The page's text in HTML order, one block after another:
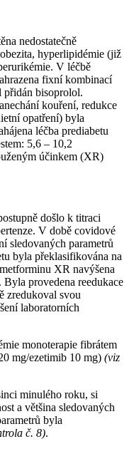
nedostatečně
hyperlipidémie (již
V léčbě
fixní kombinací
bisoprolol.
kouření, redukce
opatření) byla
léčba prediabetu
5,6 –⁠ 10,2
účinkem (XR)
došlo k titraci
V době covidové
sledovaných parametrů
byla překlasifikována na
XR navýšena
. Byla provedena reedukace
zredukoval svou
laboratorních
monoterapie fibrátem
mg⁠/⁠ezetimib 10 mg) (viz
minulého roku, si
a většina sledovaných
byla
č. 8).